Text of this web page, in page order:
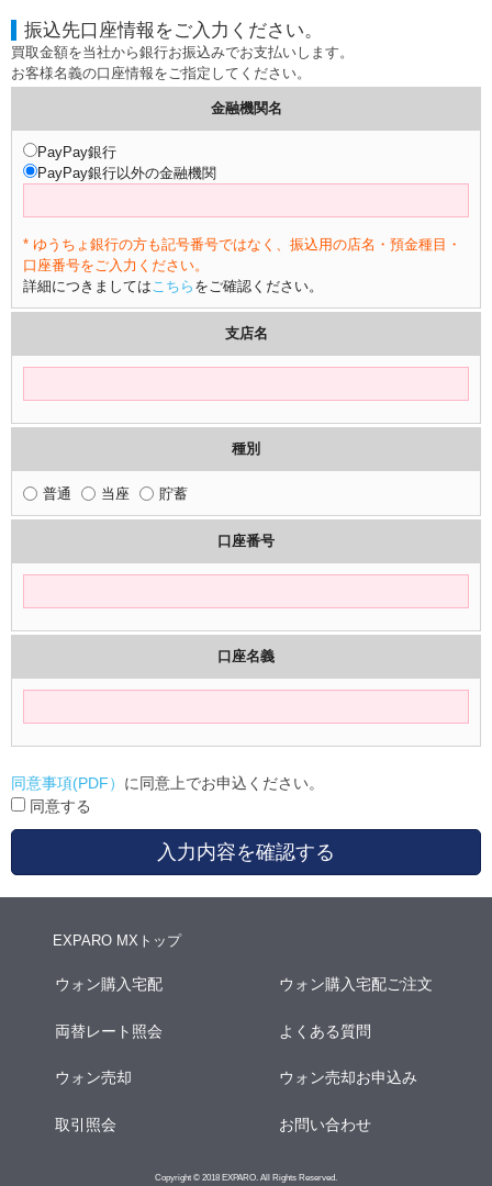
振込先口座情報をご入力ください。
買取金額を当社から銀行お振込みでお支払いします。
お客様名義の口座情報をご指定してください。
金融機関名
PayPay銀行
PayPay銀行以外の金融機関
* ゆうちょ銀行の方も記号番号ではなく、振込用の店名・預金種目・
口座番号をご入力ください。
詳細につきましてはこちら をご確認ください。
支店名
種別
普通 当座 貯蓄
口座番号
口座名義
同意事項(PDF） に同意上でお申込ください。
同意する
入力内容を確認する
EXPARO MXトップ
ウォン購入宅配 ウォン購入宅配ご注文
両替レート照会 よくある質問
ウォン売却 ウォン売却お申込み
取引照会 お問い合わせ
Copyright © 2018 EXPARO. All Rights Reserved.